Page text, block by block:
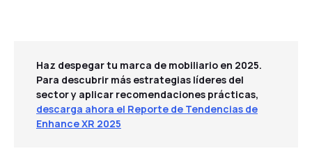
Haz despegar tu marca de mobiliario en 2025.
Para descubrir más estrategias líderes del
sector y aplicar recomendaciones prácticas,
descarga ahora el Reporte de Tendencias de
Enhance XR 2025